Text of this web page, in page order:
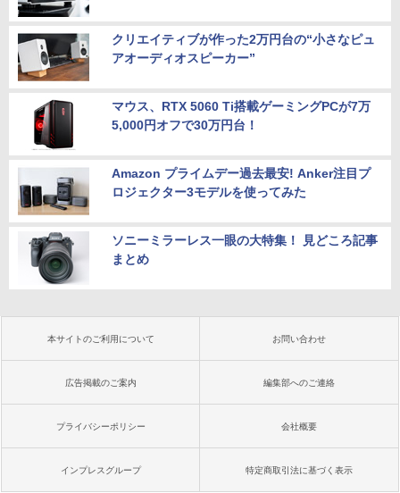
クリエイティブが作った2万円台の“小さなピュ
アオーディオスピーカー”
マウス、RTX 5060 Ti搭載ゲーミングPCが7万
5,000円オフで30万円台！
Amazon プライムデー過去最安! Anker注目プ
ロジェクター3モデルを使ってみた
ソニーミラーレス一眼の大特集！ 見どころ記事
まとめ
本サイトのご利用について お問い合わせ
広告掲載のご案内 編集部へのご連絡
プライバシーポリシー 会社概要
インプレスグループ 特定商取引法に基づく表示